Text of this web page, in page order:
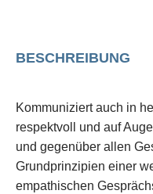
BESCHREIBUNG
Kommuniziert auch in
respektvoll und auf
und gegenüber allen
Grundprinzipien einer
empathischen